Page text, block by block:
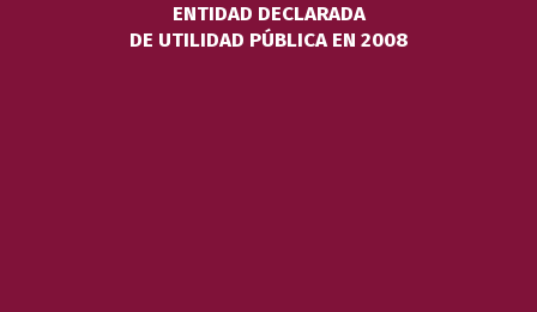
ENTIDAD DECLARADA
DE UTILIDAD PÚBLICA EN 2008